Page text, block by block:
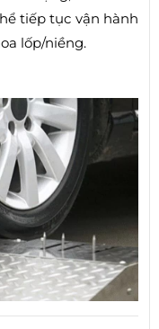
tiếp tục vận hành
lốp/niềng.